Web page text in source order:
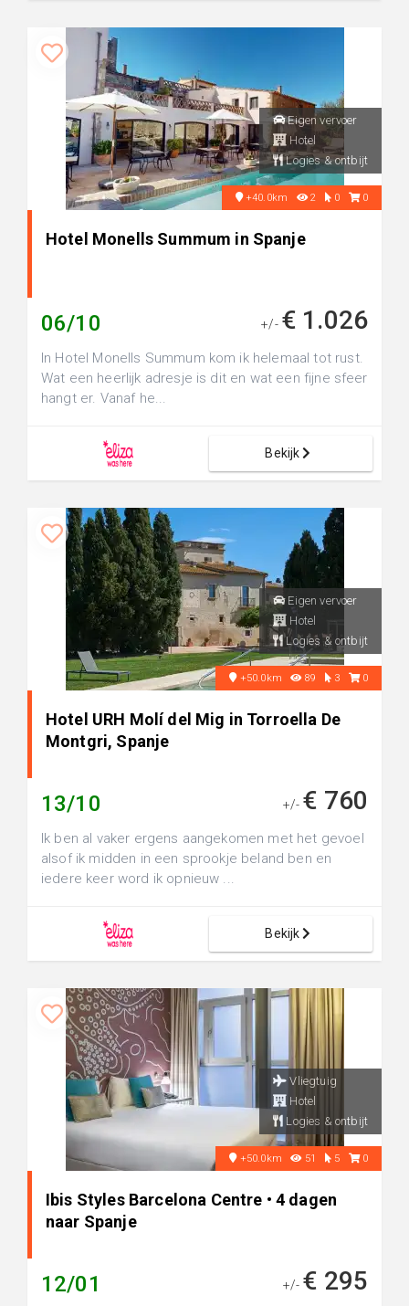
Eigen vervoer
Hotel
Logies & ontbijt
+40.0km 2 0 0
Hotel Monells Summum in Spanje
06/10 +/- € 1.026
In Hotel Monells Summum kom ik helemaal tot rust.
Wat een heerlijk adresje is dit en wat een fijne sfeer
hangt er. Vanaf he...
Bekijk
Eigen vervoer
Hotel
Logies & ontbijt
+50.0km 89 3 0
Hotel URH Molí del Mig in Torroella De
Montgri, Spanje
13/10 +/- € 760
Ik ben al vaker ergens aangekomen met het gevoel
alsof ik midden in een sprookje beland ben en
iedere keer word ik opnieuw ...
Bekijk
Vliegtuig
Hotel
Logies & ontbijt
+50.0km 51 5 0
Ibis Styles Barcelona Centre • 4 dagen
naar Spanje
12/01 +/- € 295